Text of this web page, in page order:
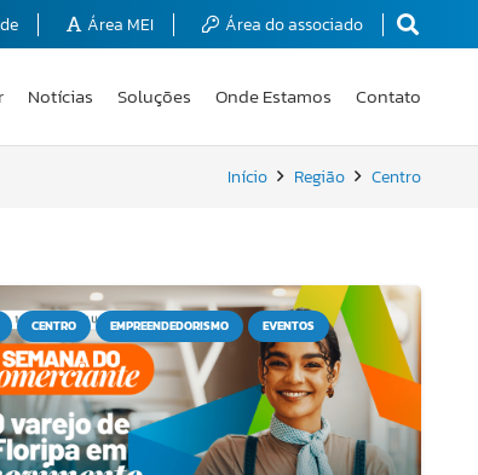
Área MEI Área do associado
Notícias Soluções Onde Estamos Contato
Início Região Centro
CENTRO EMPREENDEDORISMO EVENTOS